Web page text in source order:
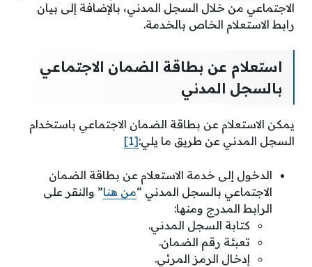
الاجتماعي من خلال السجل المدني، بالإضافة إلى بيان
رابط الاستعلام الخاص بالخدمة.
استعلام عن بطاقة الضمان الاجتماعي
بالسجل المدني
يمكن الاستعلام عن بطاقة الضمان الاجتماعي باستخدام
السجل المدني عن طريق ما يلي:[1]
الدخول إلى خدمة الاستعلام عن بطاقة الضمان
الاجتماعي بالسجل المدني “من هنا” والنقر على
الرابط المدرج ومنها:
كتابة السجل المدني.
تعبئة رقم الضمان.
إدخال الرمز المرئي.